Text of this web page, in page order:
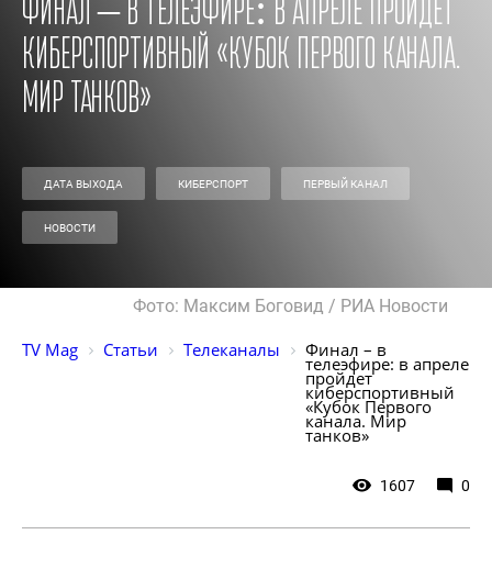
Финал – в телеэфире: в апреле пройдет
киберспортивный «Кубок Первого канала.
Мир танков»
ДАТА ВЫХОДА КИБЕРСПОРТ ПЕРВЫЙ КАНАЛ
НОВОСТИ
Фото: Максим Боговид / РИА Новости
TV Mag Статьи Телеканалы Финал – в
телеэфире: в апреле
пройдет
киберспортивный
«Кубок Первого
канала. Мир
танков»
1607 0